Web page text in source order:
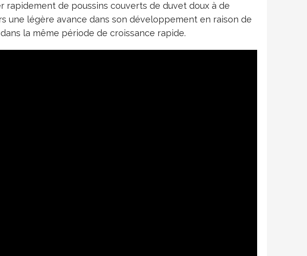
rapidement de poussins couverts de duvet doux à de
une légère avance dans son développement en raison de
la même période de croissance rapide.